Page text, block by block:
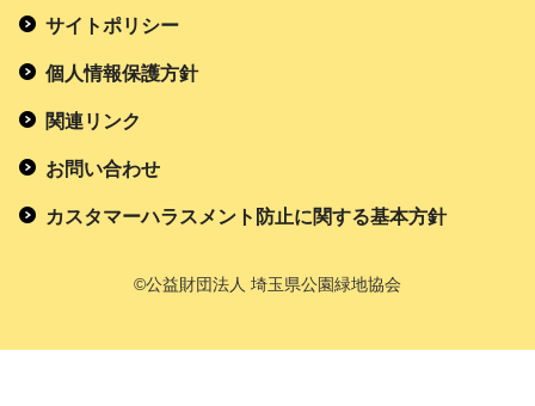
サイトポリシー
個人情報保護方針
関連リンク
お問い合わせ
カスタマーハラスメント防止に関する基本方針
©公益財団法人 埼玉県公園緑地協会